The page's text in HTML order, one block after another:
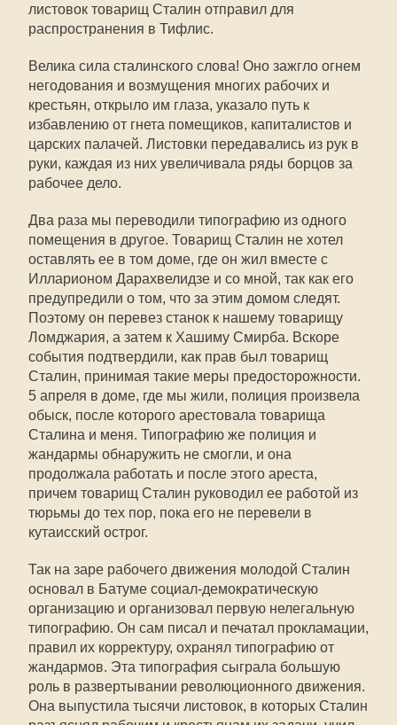
листовок товарищ Сталин отправил для
распространения в Тифлис.
Велика сила сталинского слова! Оно зажгло огнем
негодования и возмущения многих рабочих и
крестьян, открыло им глаза, указало путь к
избавлению от гнета помещиков, капиталистов и
царских палачей. Листовки передавались из рук в
руки, каждая из них увеличивала ряды борцов за
рабочее дело.
Два раза мы переводили типографию из одного
помещения в другое. Товарищ Сталин не хотел
оставлять ее в том доме, где он жил вместе с
Илларионом Дарахвелидзе и со мной, так как его
предупредили о том, что за этим домом следят.
Поэтому он перевез станок к нашему товарищу
Ломджария, а затем к Хашиму Смирба. Вскоре
события подтвердили, как прав был товарищ
Сталин, принимая такие меры предосторожности.
5 апреля в доме, где мы жили, полиция произвела
обыск, после которого арестовала товарища
Сталина и меня. Типографию же полиция и
жандармы обнаружить не смогли, и она
продолжала работать и после этого ареста,
причем товарищ Сталин руководил ее работой из
тюрьмы до тех пор, пока его не перевели в
кутаисский острог.
Так на заре рабочего движения молодой Сталин
основал в Батуме социал-демократическую
организацию и организовал первую нелегальную
типографию. Он сам писал и печатал прокламации,
правил их корректуру, охранял типографию от
жандармов. Эта типография сыграла большую
роль в развертывании революционного движения.
Она выпустила тысячи листовок, в которых Сталин